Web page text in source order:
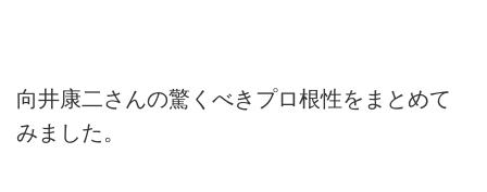
向井康二さんの驚くべきプロ根性をまとめて
みました。